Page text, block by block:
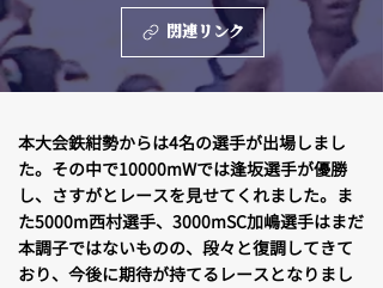
関連リンク
本大会鉄紺勢からは4名の選手が出場しまし
た。その中で10000mWでは逢坂選手が優勝
し、さすがとレースを見せてくれました。ま
た5000m西村選手、3000mSC加嶋選手はまだ
本調子ではないものの、段々と復調してきて
おり、今後に期待が持てるレースとなりまし